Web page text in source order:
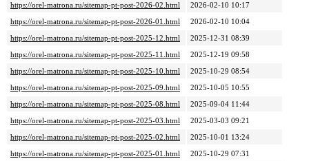
https://orel-matrona.ru/sitemap-pt-post-2026-02.html
2026-02-10 10:17
https://orel-matrona.ru/sitemap-pt-post-2026-01.html
2026-02-10 10:04
https://orel-matrona.ru/sitemap-pt-post-2025-12.html
2025-12-31 08:39
https://orel-matrona.ru/sitemap-pt-post-2025-11.html
2025-12-19 09:58
https://orel-matrona.ru/sitemap-pt-post-2025-10.html
2025-10-29 08:54
https://orel-matrona.ru/sitemap-pt-post-2025-09.html
2025-10-05 10:55
https://orel-matrona.ru/sitemap-pt-post-2025-08.html
2025-09-04 11:44
https://orel-matrona.ru/sitemap-pt-post-2025-03.html
2025-03-03 09:21
https://orel-matrona.ru/sitemap-pt-post-2025-02.html
2025-10-01 13:24
https://orel-matrona.ru/sitemap-pt-post-2025-01.html
2025-10-29 07:31